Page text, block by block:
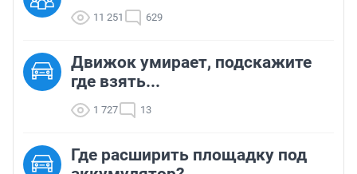
11 251 629
Движок умирает, подскажите
где взять...
1 727 13
Где расширить площадку под